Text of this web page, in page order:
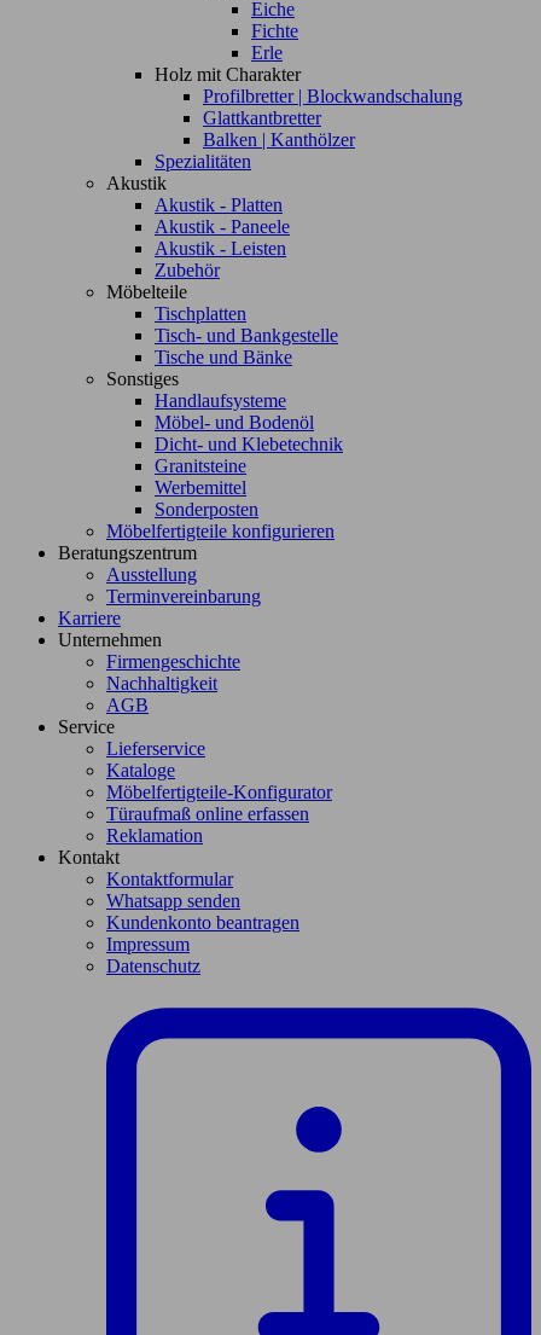
Eiche
Fichte
Erle
Holz mit Charakter
Profilbretter | Blockwandschalung
Glattkantbretter
Balken | Kanthölzer
Spezialitäten
Akustik
Akustik - Platten
Akustik - Paneele
Akustik - Leisten
Zubehör
Möbelteile
Tischplatten
Tisch- und Bankgestelle
Tische und Bänke
Sonstiges
Handlaufsysteme
Möbel- und Bodenöl
Dicht- und Klebetechnik
Granitsteine
Werbemittel
Sonderposten
Möbelfertigteile konfigurieren
Beratungszentrum
Ausstellung
Terminvereinbarung
Karriere
Unternehmen
Firmengeschichte
Nachhaltigkeit
AGB
Service
Lieferservice
Kataloge
Möbelfertigteile-Konfigurator
Türaufmaß online erfassen
Reklamation
Kontakt
Kontaktformular
Whatsapp senden
Kundenkonto beantragen
Impressum
Datenschutz